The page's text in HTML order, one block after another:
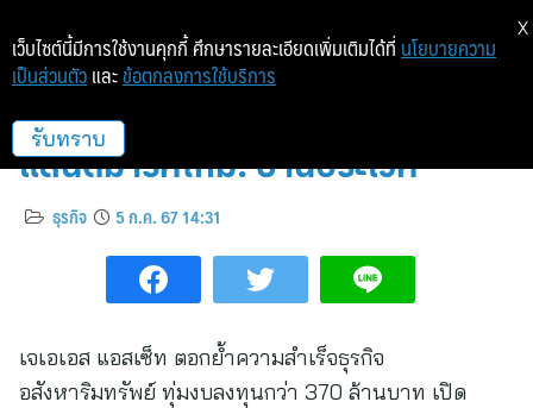
JAS GREEN VILLAGE ปักหมุด
แลนด์มาร์คใหม่! ย่านประเวศ
ธุรกิจ 5 ก.ค. 67 14:31
เจเอเอส แอสเซ็ท ตอกย้ำความสำเร็จธุรกิจ
อสังหาริมทรัพย์ ทุ่มงบลงทุนกว่า 370 ล้านบาท เปิด
เว็บไซต์นี้มีการใช้งานคุกกี้ ศึกษารายละเอียดเพิ่มเติมได้ที่ นโยบายความ
เป็นส่วนตัว และ ข้อตกลงการใช้บริการ
รับทราบ
X